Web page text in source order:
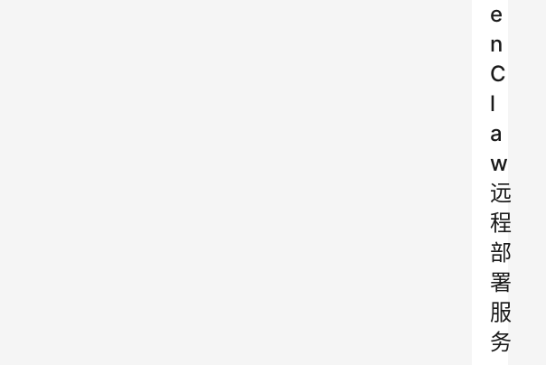
e
n
C
l
a
w
远
程
部
署
服
务